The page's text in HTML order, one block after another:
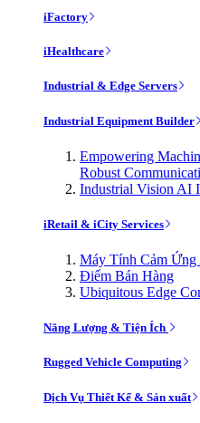
iFactory
iHealthcare
Industrial & Edge Servers
Industrial Equipment Builder
Empowering
Robust
Industrial Vision AI
iRetail & iCity Services
Máy Tính Cảm
Điểm Bán Hàng
Ubiquitous Edge
Năng Lượng & Tiện Ích
Rugged Vehicle Computing
Dịch Vụ Thiết Kế & Sản xuất